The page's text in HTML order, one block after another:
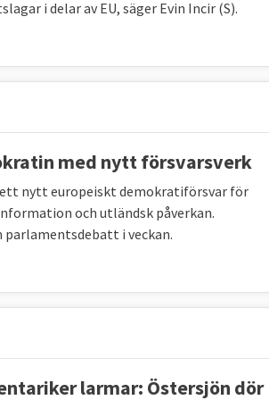
i delar av EU, säger Evin Incir (S).
med nytt försvarsverk
nytt europeiskt demokratiförsvar för
och utländsk påverkan.
i veckan.
larmar: Östersjön dör